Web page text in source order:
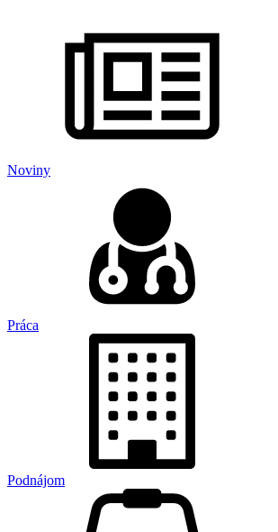
Noviny
Práca
Podnájom